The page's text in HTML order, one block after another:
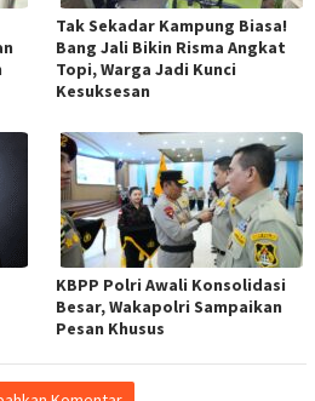
Tak Sekadar Kampung Biasa!
Bang Jali Bikin Risma Angkat
Topi, Warga Jadi Kunci
Kesuksesan
KBPP Polri Awali Konsolidasi
Besar, Wakapolri Sampaikan
Pesan Khusus